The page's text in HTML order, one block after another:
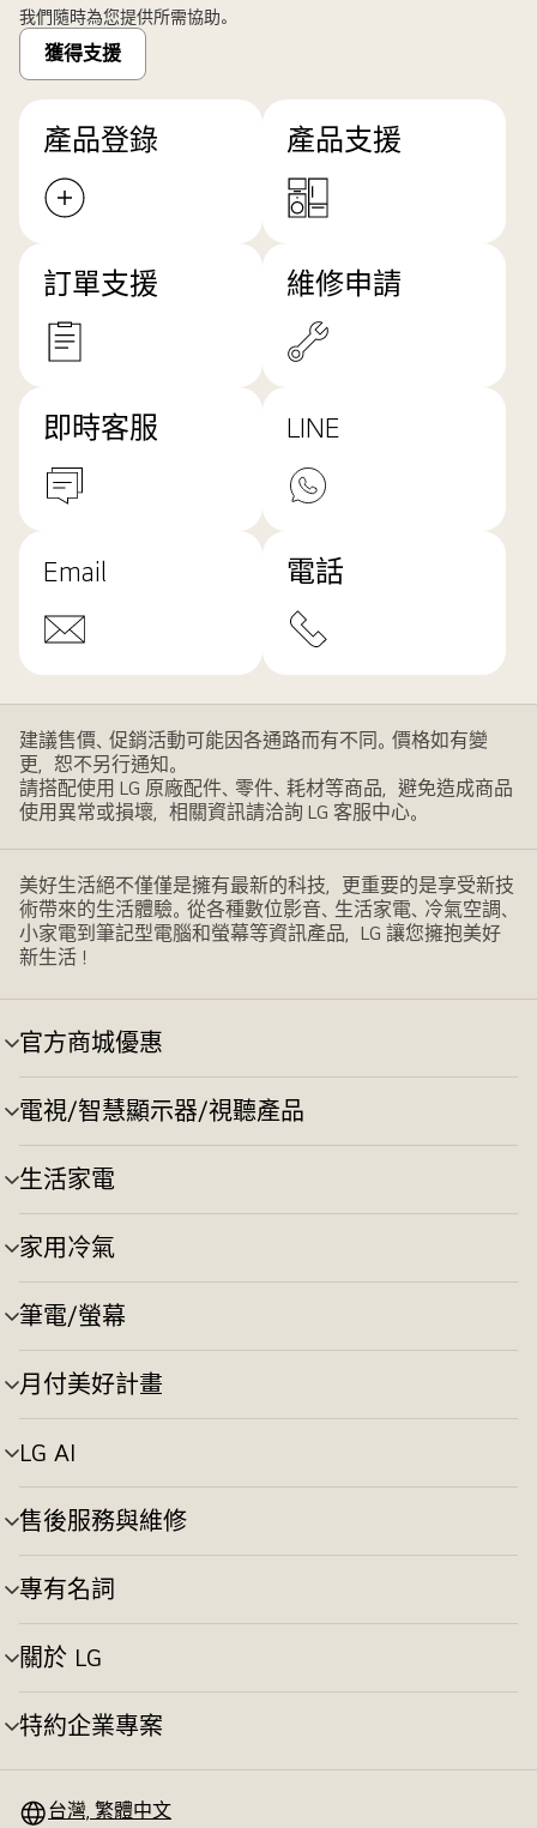
我們隨時為您提供所需協助。
獲得支援
產品登錄 產品支援
訂單支援 維修申請
即時客服 LINE
Email 電話
建議售價、促銷活動可能因各通路而有不同。價格如有變
更，恕不另行通知。
請搭配使用 LG 原廠配件、零件、耗材等商品，避免造成商品
使用異常或損壞，相關資訊請洽詢 LG 客服中心。
美好生活絕不僅僅是擁有最新的科技，更重要的是享受新技
術帶來的生活體驗。從各種數位影音、生活家電、冷氣空調、
小家電到筆記型電腦和螢幕等資訊產品，LG 讓您擁抱美好
新生活！
官方商城優惠
選
單
切
換
電視/智慧顯示器/視聽產品
選
單
切
換
生活家電
選
單
切
換
家用冷氣
選
單
切
換
筆電/螢幕
選
單
切
換
月付美好計畫
選
單
切
換
LG AI
選
單
切
換
售後服務與維修
選
單
切
換
專有名詞
選
單
切
換
關於 LG
選
單
切
換
特約企業專案
選
換 台灣, 繁體中文